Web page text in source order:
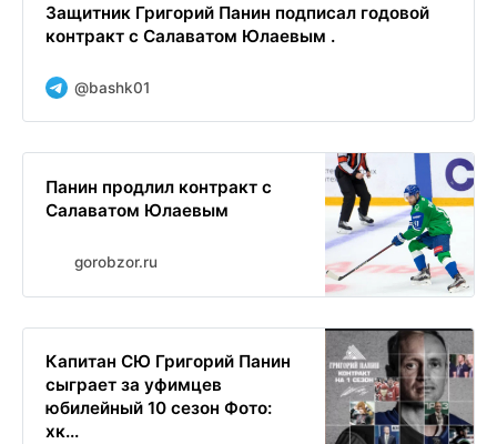
Защитник Григорий Панин подписал годовой
контракт с Салаватом Юлаевым .
@bashk01
Панин продлил контракт с
Салаватом Юлаевым
gorobzor.ru
Капитан СЮ Григорий Панин
сыграет за уфимцев
юбилейный 10 сезон Фото:
хк...